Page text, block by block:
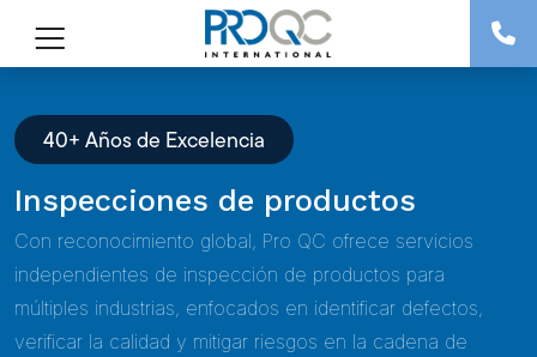
40+ Años de Excelencia
Inspecciones de productos
Con reconocimiento global, Pro QC ofrece servicios
independientes de inspección de productos para
múltiples industrias, enfocados en identificar defectos,
verificar la calidad y mitigar riesgos en la cadena de